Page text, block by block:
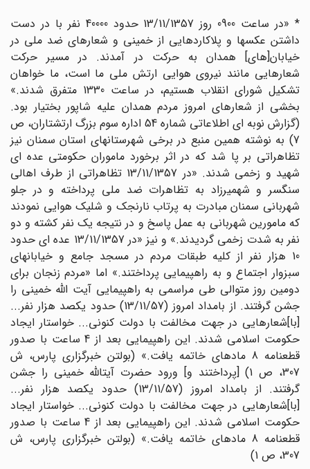
* «در ساعت 0900 روز 13/11/1357 حدود 40000 نفر با در دست
داشتن عکسها و پلاکاردهایى از خمینى و شعارهاى ضد ملى در
خیابان[هاى] همدان به حرکت‏ در آمدند. در مسیر حرکت
شعارهایى مانند نیروى هوایى ارتش ملى ما است، ما خواهان
تشکیل شوراى انقلاب هستیم، در ساعت 1330 متفرق شدند.»
بخشى از شعارهاى امروز مردم همدان علیه شاپور بختیار بود.
(گزارش نوبه ‏اى اطلاعاتى شماره 54 اداره سوم بزرگ ارتشتاران، ص
7) به نوشته همین منبع در برخى شهرستانهاى استان سمنان نیز
تظاهراتى بر پا شد که در اثر برخورد ماموران حکومتى عده ‏اى
شهید و زخمى شدند. «در 13/11/1357 تظاهراتى از طرف اهالى
سنگسر و شهمیرزاد به تظاهرات ضد ملى پرداخته و در جلو
شهربانى سمنان مبادرت به پرتاب نارنجک و شلیک هوایى نمودند
که مامورین شهربانى به عمل پاسخ و در نتیجه یک نفر کشته و دو
نفر به شدت زخمى گردیدند.» و نیز «در 13/11/1357 عده‏ اى حدود
10 هزار نفر از کلیه طبقات مردم در مسجد جامع و خیابانهاى
سبزوار اجتماع و به راهپیمایى پرداختند.» اما «مردم زنجان براى
دومین روز متوالى طى مراسمى به راهپیمایى آیت ‏اللّه‏ خمینى را
جشن گرفتند. از بامداد امروز (13/11/57) حدود یکصد هزار نفر...
[با]شعارهایى در جهت مخالفت با دولت کنونى... خواستار ایجاد
حکومت اسلامى شدند. این راهپیمایى بعد از 4 ساعت با صدور
قطع‏نامه 8 ماده‏اى خاتمه یافت.» (بولتن خبرگزارى پارس، ش
307، ص 1) [پرداختند و] ورود حضرت آیت‏اللّه‏ خمینى را جشن
گرفتند. از بامداد امروز (13/11/57) حدود یکصد هزار نفر...
[با]شعارهایى در جهت مخالفت با دولت کنونى... خواستار ایجاد
حکومت اسلامى شدند. این راهپیمایى بعد از 4 ساعت با صدور
قطع‏نامه 8 ماده‏اى خاتمه یافت.» (بولتن خبرگزارى پارس، ش
307، ص 1)